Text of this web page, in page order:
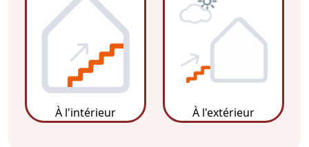
À l'intérieur À l'extérieur